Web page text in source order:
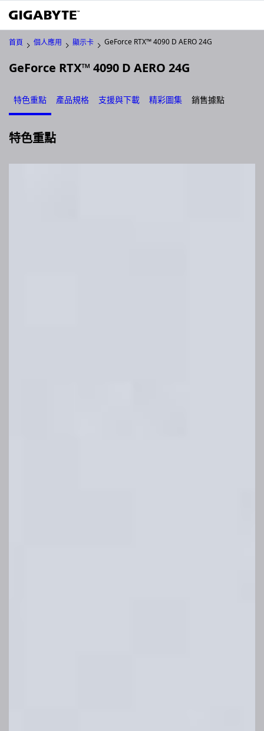
首頁 個人應用 顯示卡 GeForce RTX™ 4090 D AERO 24G
GeForce RTX™ 4090 D AERO 24G
特色重點 產品規格 支援與下載 精彩圖集 銷售據點
特色重點